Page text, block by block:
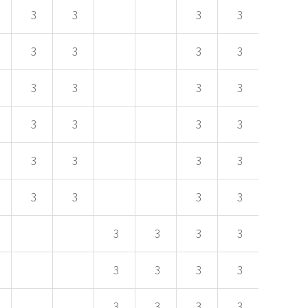
3 3 3 3
3 3 3 3
3 3 3 3
3 3 3 3
3 3 3 3
3 3 3 3
3 3 3 3
3 3 3 3